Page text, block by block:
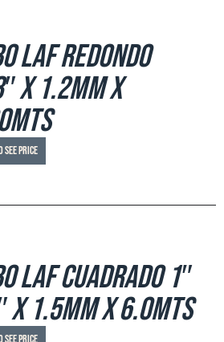
LAF Redondo
x 1.2mm x
see price
LAF Cuadrado 1″
x 1.5mm x 6.0mts
see price